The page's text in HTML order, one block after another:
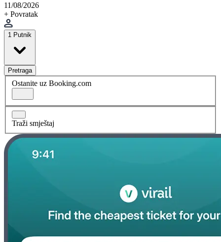
11/08/2026
+ Povratak
1 Putnik
Pretraga
Ostanite uz Booking.com
Traži smještaj